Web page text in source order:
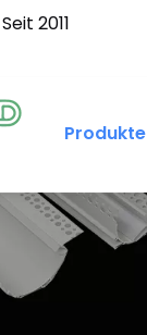
2011
Produkte